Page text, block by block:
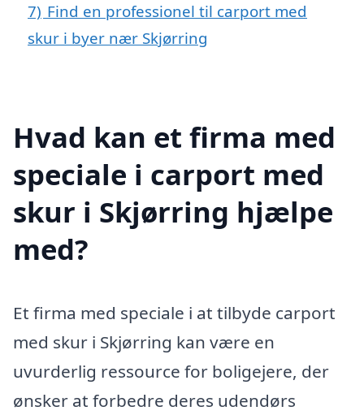
7) Find en professionel til carport med
skur i byer nær Skjørring
Hvad kan et firma med
speciale i carport med
skur i Skjørring hjælpe
med?
Et firma med speciale i at tilbyde carport
med skur i Skjørring kan være en
uvurderlig ressource for boligejere, der
ønsker at forbedre deres udendørs